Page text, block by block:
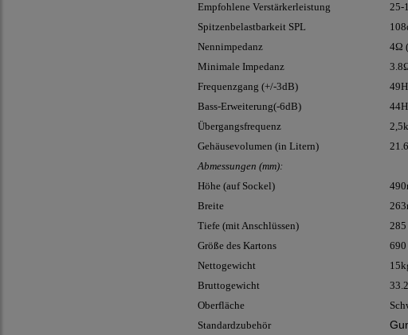
Empfohlene Verstärkerleistung
25-
Spitzenbelastbarkeit SPL
Nennimpedanz
4Ω
Minimale Impedanz
Frequenzgang (+/-3dB)
Bass-Erweiterung(-6dB)
Übergangsfrequenz
Gehäusevolumen (in Litern)
Abmessungen (mm):
Höhe (auf Sockel)
Breite
Tiefe (mit Anschlüssen)
285
Größe des Kartons
Nettogewicht
Bruttogewicht
Oberfläche
Standardzubehör